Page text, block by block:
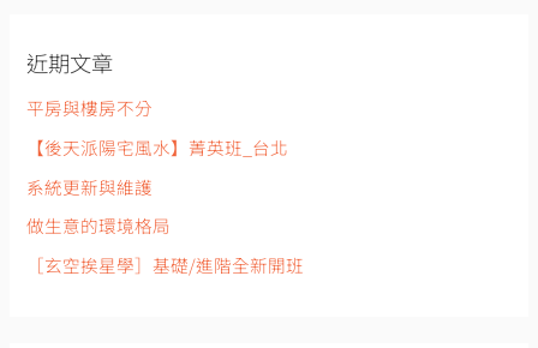
字
:
近期文章
平房與樓房不分
【後天派陽宅風水】菁英班_台北
系統更新與維護
做生意的環境格局
［玄空挨星學］基礎/進階全新開班